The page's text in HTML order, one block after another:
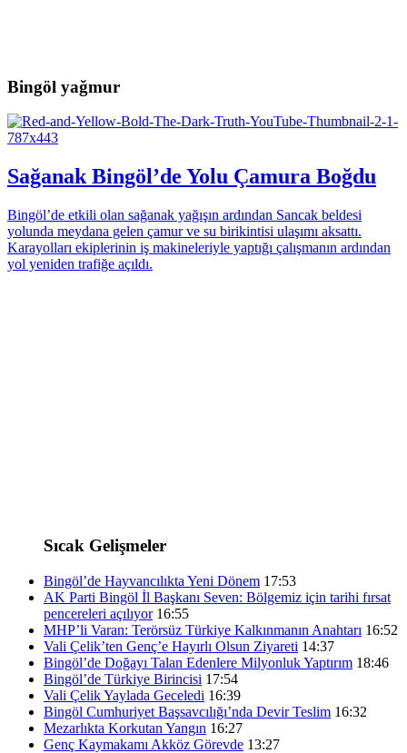
Bingöl yağmur
Sağanak Bingöl’de Yolu Çamura Boğdu
Bingöl’de etkili olan sağanak yağışın ardından Sancak beldesi
yolunda meydana gelen çamur ve su birikintisi ulaşımı aksattı.
Karayolları ekiplerinin iş makineleriyle yaptığı çalışmanın ardından
yol yeniden trafiğe açıldı.
Sıcak Gelişmeler
Bingöl’de Hayvancılıkta Yeni Dönem 17:53
AK Parti Bingöl İl Başkanı Seven: Bölgemiz için tarihi fırsat
pencereleri açılıyor 16:55
MHP’li Varan: Terörsüz Türkiye Kalkınmanın Anahtarı 16:52
Vali Çelik’ten Genç’e Hayırlı Olsun Ziyareti 14:37
Bingöl’de Doğayı Talan Edenlere Milyonluk Yaptırım 18:46
Bingöl’de Türkiye Birincisi 17:54
Vali Çelik Yaylada Geceledi 16:39
Bingöl Cumhuriyet Başsavcılığı’nda Devir Teslim 16:32
Mezarlıkta Korkutan Yangın 16:27
Genç Kaymakamı Akköz Görevde 13:27